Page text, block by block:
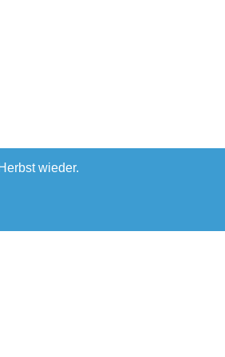
wieder.